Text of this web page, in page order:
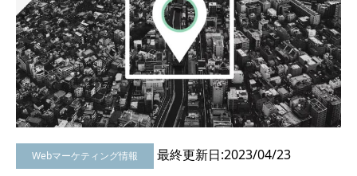
Webマーケティング情報 最終更新日:2023/04/23